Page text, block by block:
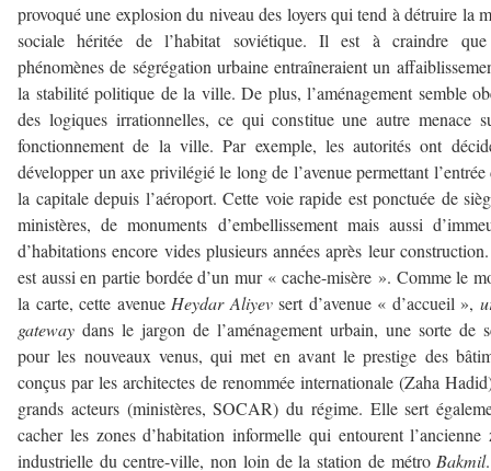
provoqué une explosion du niveau des loyers qui tend à détruire la
sociale héritée de l’habitat soviétique. Il est à craindre
phénomènes de ségrégation urbaine entraîneraient un
la stabilité politique de la ville. De plus, l’aménagement semble
des logiques irrationnelles, ce qui constitue une autre menace
fonctionnement de la ville. Par exemple, les autorités ont
développer un axe privilégié le long de l’avenue permettant l’entrée
la capitale depuis l’aéroport. Cette voie rapide est ponctuée de
ministères, de monuments d’embellissement mais aussi
d’habitations encore vides plusieurs années après leur
est aussi en partie bordée d’un mur « cache-misère ». Comme le
la carte, cette avenue Heydar Aliyevsert d’avenue « d’accueil »,
gateway dans le jargon de l’aménagement urbain, une sorte de
pour les nouveaux venus, qui met en avant le prestige des
conçus par les architectes de renommée internationale (Zaha
grands acteurs (ministères, SOCAR) du régime. Elle sert
cacher les zones d’habitation informelle qui entourent l’ancienne
industrielle du centre-ville, non loin de la station de métro Bakmil